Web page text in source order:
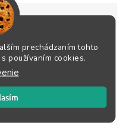
prechádzaním tohto
používaním cookies.